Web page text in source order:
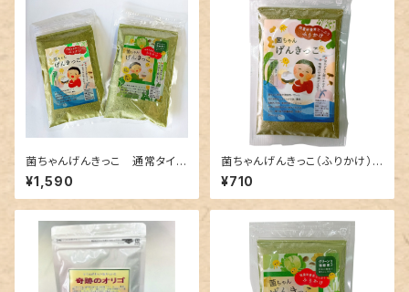
菌ちゃんげんきっこ 通常タイプ
とグリーンタイプ詰め合わせ：ク
リックポストで発送
¥1,590
菌ちゃんげんきっこ（ふりかけ）：
クリックポストで発送
¥710